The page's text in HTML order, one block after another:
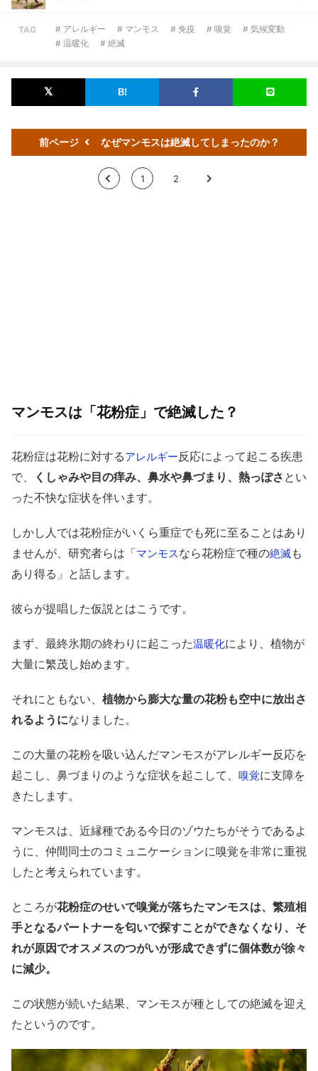
TAG # アレルギー # マンモス # 免疫 # 嗅覚
# 気候変動
# 温暖化
# 絶滅
前ページ なぜマンモスは絶滅してしまったのか？
< 1 2 >
マンモスは「花粉症」で絶滅した？
花粉症は花粉に対するアレルギー反応によって起こる疾患
で、
くしゃみや目の痒み、鼻水や鼻づまり、熱っぽさ とい
った不快な症状を伴います。
しかし人では花粉症がいくら重症でも死に至ることはあり
ませんが、研究者らは「マンモスなら花粉症で種の絶滅も
あり得る」と話します。
彼らが提唱した仮説とはこうです。
まず、最終氷期の終わりに起こった温暖化により、植物が
大量に繁茂し始めます。
それにともない、 植物から膨大な量の花粉も空中に放出さ
れるようになりました。
この大量の花粉を吸い込んだマンモスがアレルギー反応を
起こし、鼻づまりのような症状を起こして、 嗅覚に支障を
きたします。
マンモスは、近縁種である今日のゾウたちがそうであるよ
うに、仲間同士のコミュニケーションに嗅覚を非常に重視
したと考えられています。
ところが花粉症のせいで嗅覚が落ちたマンモスは、繁殖相
手となるパートナーを匂いで探すことができなくなり、そ
れが原因でオスメスのつがいが形成できずに個体数が徐々
に減少。
この状態が続いた結果、マンモスが種としての絶滅を迎え
たというのです。